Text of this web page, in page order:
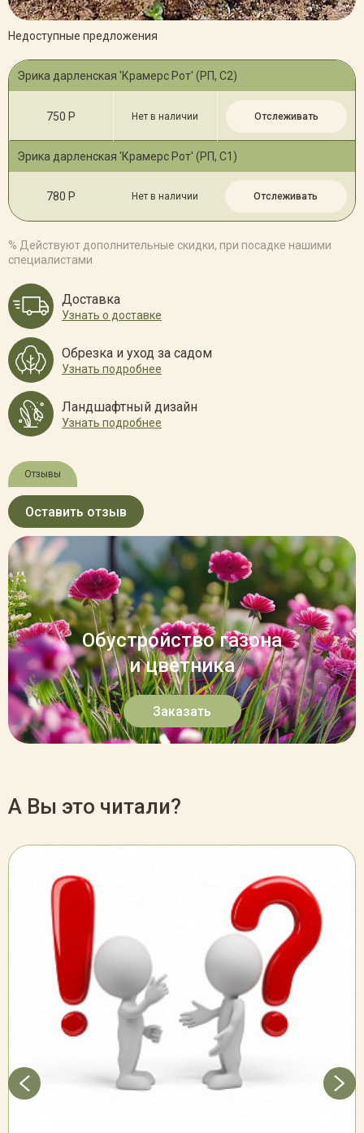
Недоступные предложения
Эрика дарленская 'Крамерс Рот' (РП, С2)
750 Р Нет в наличии Отслеживать
Эрика дарленская 'Крамерс Рот' (РП, С1)
780 Р Нет в наличии Отслеживать
% Действуют дополнительные скидки, при посадке нашими
специалистами
Доставка
Узнать о доставке
Обрезка и уход за садом
Узнать подробнее
Ландшафтный дизайн
Узнать подробнее
Отзывы
Оставить отзыв
Обустройство газона
и цветника
Заказать
А Вы это читали?